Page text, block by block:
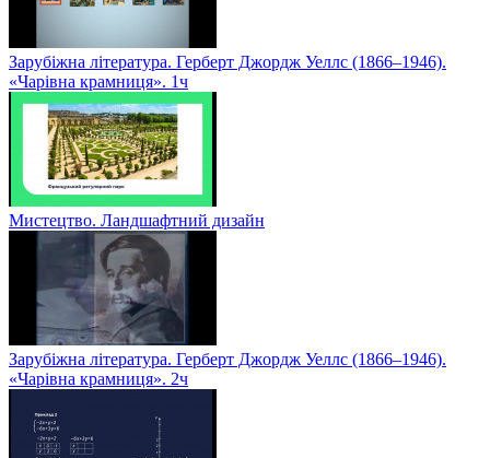
Зарубіжна література. Герберт Джордж Уеллс (1866–1946).
«Чарівна крамниця». 1ч
Мистецтво. Ландшафтний дизайн
Зарубіжна література. Герберт Джордж Уеллс (1866–1946).
«Чарівна крамниця». 2ч